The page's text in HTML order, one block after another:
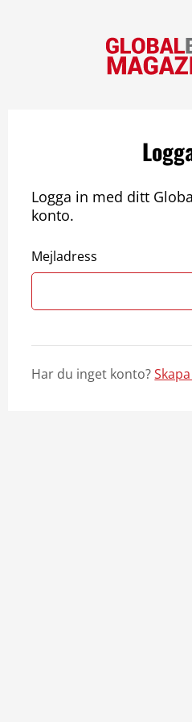
Logga in med ditt
konto.
Mejladress
Har du inget konto?